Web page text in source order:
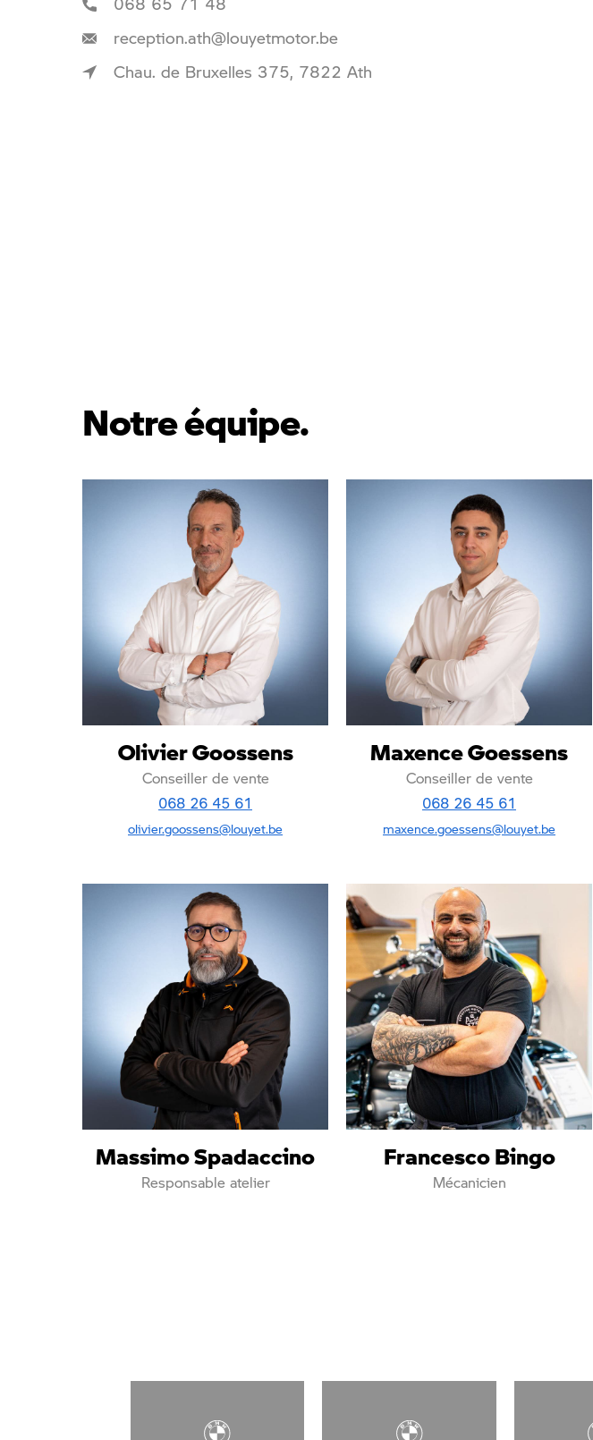
reception.ath@louyetmotor.be
Chau. de Bruxelles 375, 7822 Ath
Notre équipe.
Olivier Goossens
Conseiller de vente
068 26 45 61
olivier.goossens@louyet.be
Maxence Goessens
Conseiller de vente
068 26 45 61
maxence.goessens@louyet.be
Massimo Spadaccino
Responsable atelier
Francesco Bingo
Mécanicien